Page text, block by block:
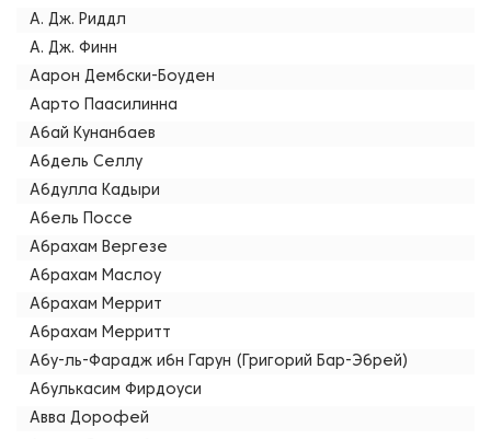
А. Дж. Риддл
А. Дж. Финн
Аарон Дембски-Боуден
Аарто Паасилинна
Абай Кунанбаев
Абдель Селлу
Абдулла Кадыри
Абель Поссе
Абрахам Вергезе
Абрахам Маслоу
Абрахам Меррит
Абрахам Мерритт
Абу-ль-Фарадж ибн Гарун (Григорий Бар-Эбрей)
Абулькасим Фирдоуси
Авва Дорофей